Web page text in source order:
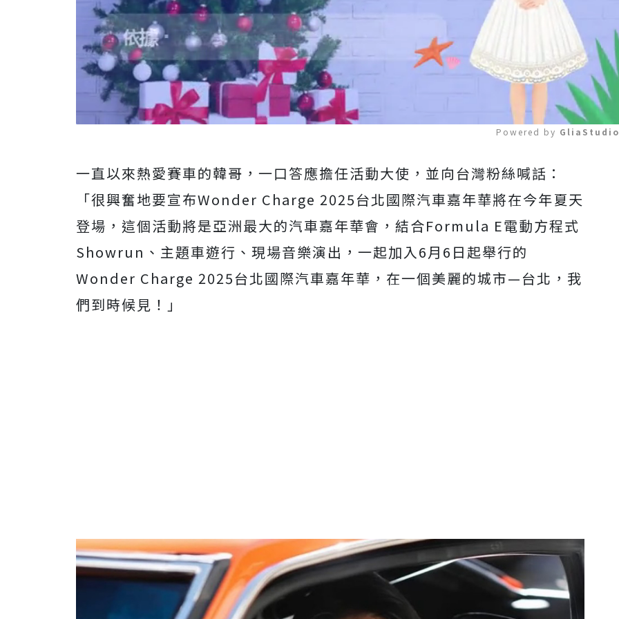
Powered by
一直以來熱愛賽車的韓哥，一口答應擔任活動大使，並向台灣粉絲喊話：
「很興奮地要宣布Wonder Charge 2025台北國際汽車嘉年華將在今年夏天
登場，這個活動將是亞洲最大的汽車嘉年華會，結合Formula E電動方程式
Showrun 、主題車遊行、現場音樂演出，一起加入6月 6 日起舉行的
Wonder Charge 2025台北國際汽車嘉年華，在一個美麗的城市—台北，我
們到時候見！」